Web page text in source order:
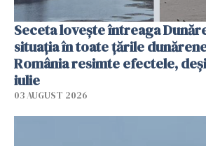
Seceta lovește întreaga
situația în toate țările
România resimte efectele,
iulie
03 AUGUST 2026